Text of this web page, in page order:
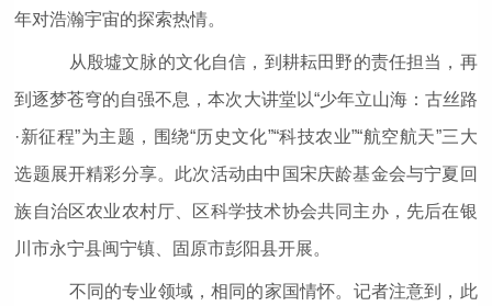
年对浩瀚宇宙的探索热情。
从殷墟文脉的文化自信，到耕耘田野的责任担当，再
到逐梦苍穹的自强不息，本次大讲堂以“少年立山海：古丝路
·新征程”为主题，围绕“历史文化”“科技农业”“航空航天”三大
选题展开精彩分享。此次活动由中国宋庆龄基金会与宁夏回
族自治区农业农村厅、区科学技术协会共同主办，先后在银
川市永宁县闽宁镇、固原市彭阳县开展。
不同的专业领域，相同的家国情怀。记者注意到，此